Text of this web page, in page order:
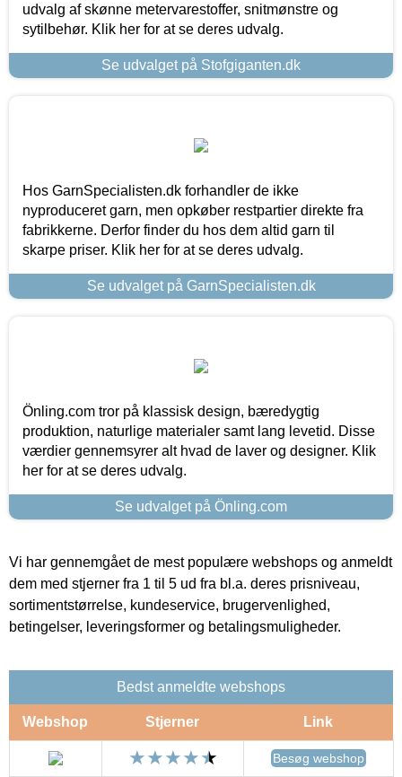
udvalg af skønne metervarestoffer, snitmønstre og
sytilbehør. Klik her for at se deres udvalg.
Se udvalget på Stofgiganten.dk
Hos GarnSpecialisten.dk forhandler de ikke
nyproduceret garn, men opkøber restpartier direkte fra
fabrikkerne. Derfor finder du hos dem altid garn til
skarpe priser. Klik her for at se deres udvalg.
Se udvalget på GarnSpecialisten.dk
Önling.com tror på klassisk design, bæredygtig
produktion, naturlige materialer samt lang levetid. Disse
værdier gennemsyrer alt hvad de laver og designer. Klik
her for at se deres udvalg.
Se udvalget på Önling.com
Vi har gennemgået de mest populære webshops og anmeldt
dem med stjerner fra 1 til 5 ud fra bl.a. deres prisniveau,
sortimentstørrelse, kundeservice, brugervenlighed,
betingelser, leveringsformer og betalingsmuligheder.
Bedst anmeldte webshops
Webshop Stjerner Link
Besøg webshop